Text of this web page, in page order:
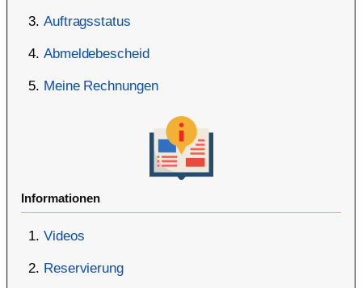
Auftragsstatus
Abmeldebescheid
Meine Rechnungen
Informationen
Videos
Reservierung